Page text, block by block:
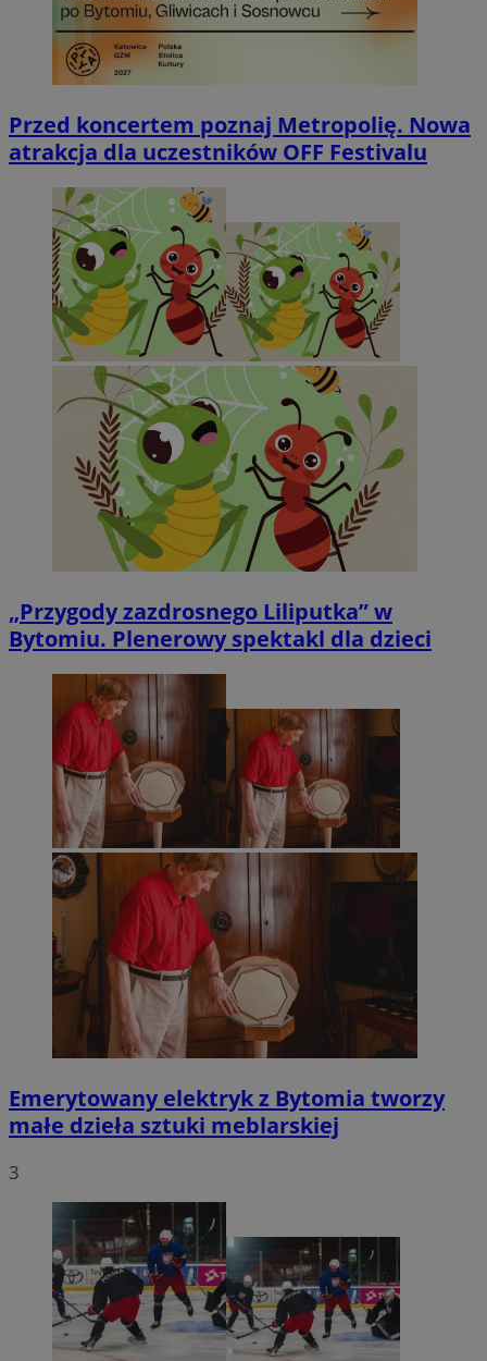
Przed koncertem poznaj Metropolię. Nowa
atrakcja dla uczestników OFF Festivalu
„Przygody zazdrosnego Liliputka” w
Bytomiu. Plenerowy spektakl dla dzieci
Emerytowany elektryk z Bytomia tworzy
małe dzieła sztuki meblarskiej
3